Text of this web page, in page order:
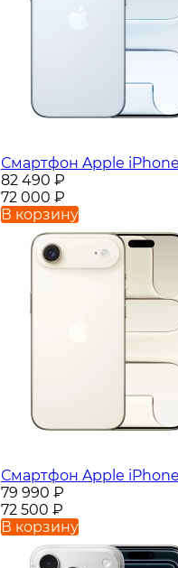
Смартфон Apple
82 490 ₽
72 000 ₽
В корзину
Смартфон Apple iPhone
79 990 ₽
72 500 ₽
В корзину